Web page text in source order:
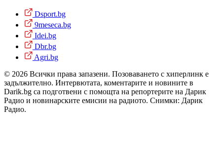
Dsport.bg
9meseca.bg
Idei.bg
Dbr.bg
Agri.bg
© 2026 Всички права запазени. Позоваването с хиперлинк е
задължително. Интервютата, коментарите и новините в
Darik.bg са подготвени с помощта на репортерите на Дарик
Радио и новинарските емисии на радиото. Снимки: Дарик
Радио.